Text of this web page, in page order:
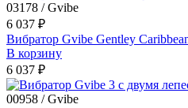
03178 / Gvibe
6 037 ₽
Вибратор Gvibe Gentley
В корзину
6 037 ₽
00958 / Gvibe